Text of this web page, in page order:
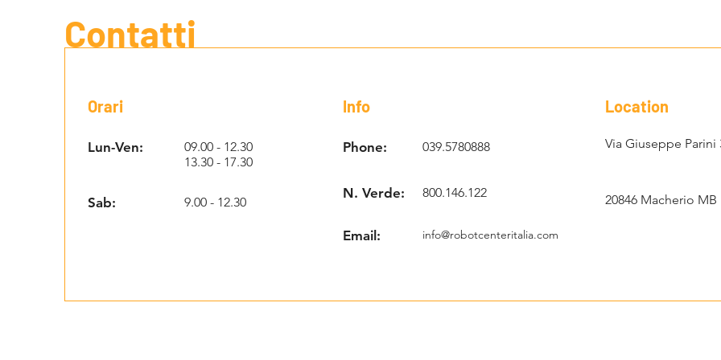
Contatti
Orari
Lun-Ven:
09.00 - 12.30
13.30 - 17.30
Sab: 9.00 - 12.30
Info
Phone: 039.5780888
N. Verde: 800.146.122
Email: info@robotcenteritalia.com
Location
Via Giuseppe Parini
20846 Macherio MB